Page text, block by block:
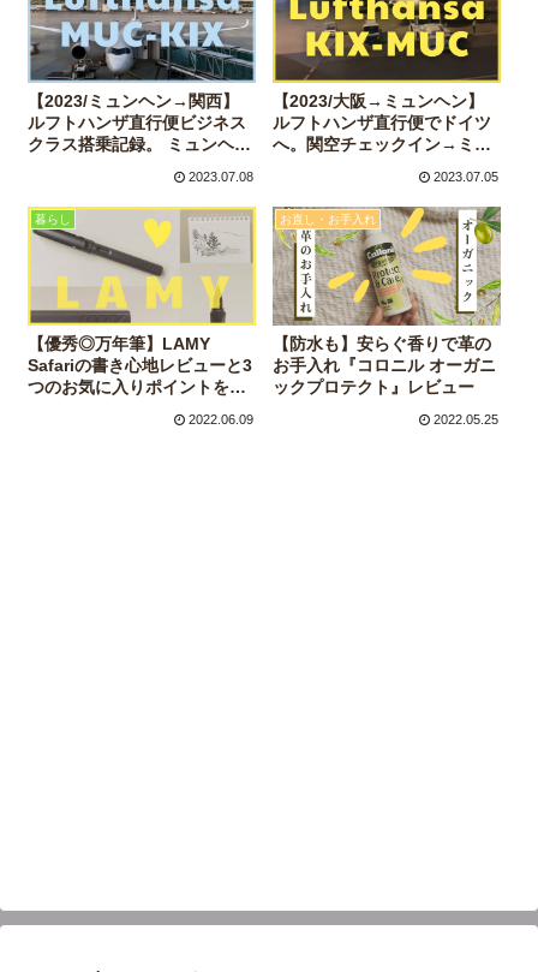
【2023/ミュンヘン→関西】
ルフトハンザ直行便ビジネス
クラス搭乗記録。 ミュンヘン
2023.07.08
【2023/大阪→ミュンヘン】
ルフトハンザ直行便でドイツ
へ。関空チェックイン→ミュ
2023.07.05
暮らし
【優秀◎万年筆】LAMY
Safariの書き心地レビューと3
つのお気に入りポイントをご
2022.06.09
お直し・お手入れ
【防水も】安らぐ香りで革の
お手入れ『コロニル オーガニ
ックプロテクト』レビュー
2022.05.25